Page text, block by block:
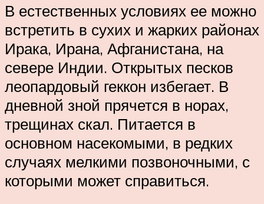
В естественных условиях ее можно
встретить в сухих и жарких районах
Ирака, Ирана, Афганистана, на
севере Индии. Открытых песков
леопардовый геккон избегает. В
дневной зной прячется в норах,
трещинах скал. Питается в
основном насекомыми, в редких
случаях мелкими позвоночными, с
которыми может справиться.